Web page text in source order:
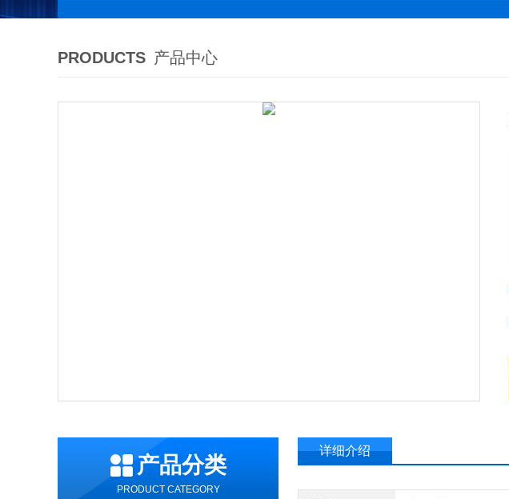
PRODUCTS 产品中心
产品分类
PRODUCT CATEGORY
详细介绍